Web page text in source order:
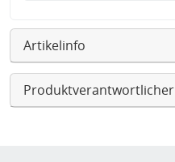
Artikelinfo
Produktverantwortlicher